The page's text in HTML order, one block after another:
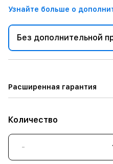
Узнайте больше о
Без дополнительной
Расширенная гарантия
Количество
-